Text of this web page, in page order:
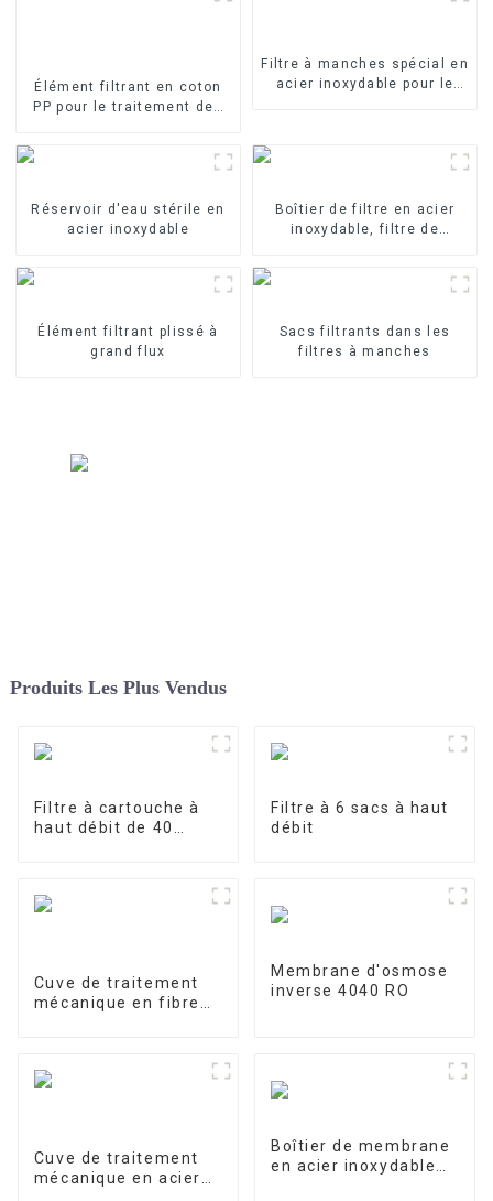
Élément filtrant en coton
PP pour le traitement des
filtrant en PP fondu-soufflé
Filtre à manches spécial en
acier inoxydable pour le
Réservoir d'eau stérile en
acier inoxydable
Boîtier de filtre en acier
inoxydable, filtre de
Élément filtrant plissé à
grand flux
Sacs filtrants dans les
filtres à manches
Produits Les Plus Vendus
Filtre à cartouche à
haut débit de 40
Filtre à 6 sacs à haut
débit
Cuve de traitement
mécanique en fibre
Membrane d'osmose
inverse 4040 RO
Cuve de traitement
mécanique en acier
Boîtier de membrane
en acier inoxydable